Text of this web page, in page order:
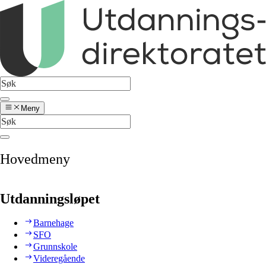
Meny
Hovedmeny
Utdanningsløpet
Barnehage
SFO
Grunnskole
Videregående